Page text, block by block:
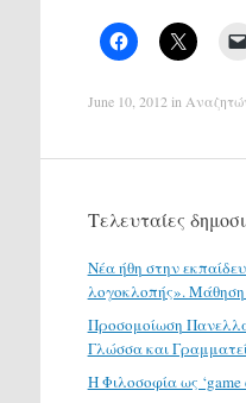
June 10, 2012 in
Τελευταίες
Νέα ήθη στην
λογοκλοπής».
Προσομοίωση
Γλώσσα και
H Φιλοσοφία ως ‘game